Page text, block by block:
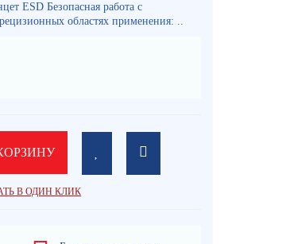
ESD Безопасная работа с
областях применения: ..
В ОДИН КЛИК